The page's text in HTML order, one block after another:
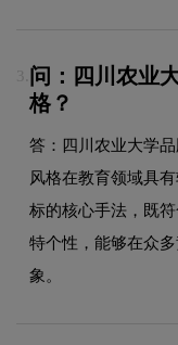
3. 问：四川农业
格？
答：四川农业大学
风格在教育领域具
标的核心手法，既
特个性，能够在众
象。